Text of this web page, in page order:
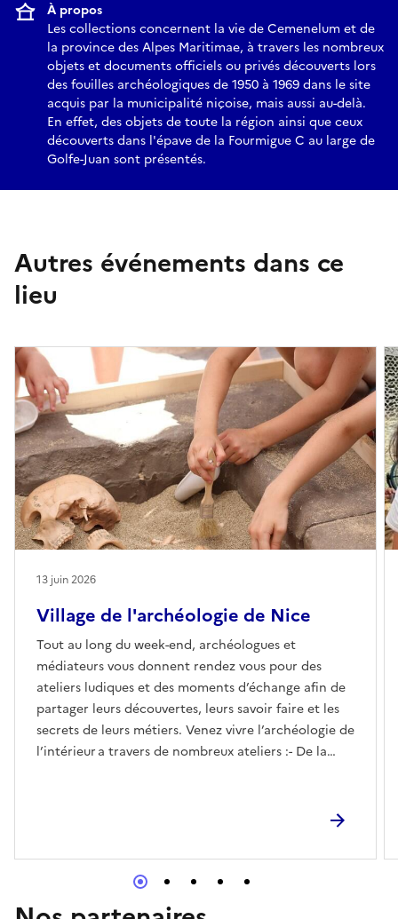
À propos
Les collections concernent la vie de Cemenelum et de
la province des Alpes Maritimae, à travers les nombreux
objets et documents officiels ou privés découverts lors
des fouilles archéologiques de 1950 à 1969 dans le site
acquis par la municipalité niçoise, mais aussi au-delà.
En effet, des objets de toute la région ainsi que ceux
découverts dans l'épave de la Fourmigue C au large de
Golfe-Juan sont présentés.
Autres événements dans ce
lieu
Village de l'archéologie de Nice
Tout au long du week-end, archéologues et
médiateurs vous donnent rendez vous pour des
ateliers ludiques et des moments d’échange afin de
partager leurs découvertes, leurs savoir faire et les
secrets de leurs métiers. Venez vivre l’archéologie de
l’intérieur a travers de nombreux ateliers :- De la
L’archéo’ sous l’eau: Fouille l’épave de Villefranche IV
des arbres ?- Céramologie : Reconstitue et identifie
les poteries !- Fouille d’une inhumation : Rencontre
13 juin 2026